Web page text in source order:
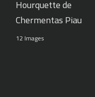
Hourquette de
Chermentas Piau
12 Images